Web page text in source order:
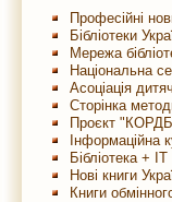
Професійні
Бібліотеки
Мережа
Національна
Асоціація
Сторінка
Проєкт
Інформаційна
Бібліотека + IT
Нові книги
Книги